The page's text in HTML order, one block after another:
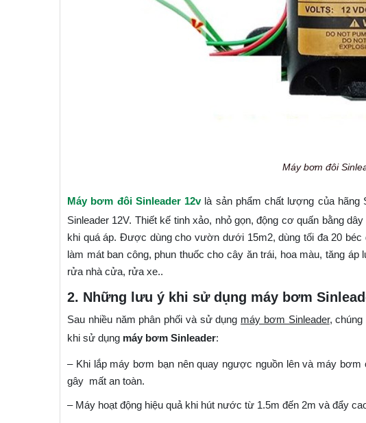
Máy bơm đôi
Máy bơm đôi Sinleader 12vlà sản phẩm chất lượng của hãng
Sinleader 12V. Thiết kế tinh xảo, nhỏ gọn, động cơ quấn bằng
khi quá áp. Được dùng cho vườn dưới 15m2, dùng tối đa 20
làm mát ban công, phun thuốc cho cây ăn trái, hoa màu, tăng
rửa nhà cửa, rửa xe..
2. Những lưu ý khi sử dụng máy bơm
Sau nhiều năm phân phối và sử dụng máy bơm Sinleader,
khi sử dụng máy bơm Sinleader:
– Khi lắp máy bơm bạn nên quay ngược nguồn lên và máy
gây mất an toàn.
– Máy hoạt động hiệu quả khi hút nước từ 1.5m đến 2m và đẩy